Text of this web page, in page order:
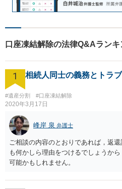
口座凍結解除の法律Q&Aランキ
1 相続人同士の義務とトラ
#遺産分割 #口座凍結解除
2020年3月17日
峰岸 泉 弁護士
ご相談の内容のとおりであれば，返
も何かしら理由をつけるでしょうか
可能かもしれません。